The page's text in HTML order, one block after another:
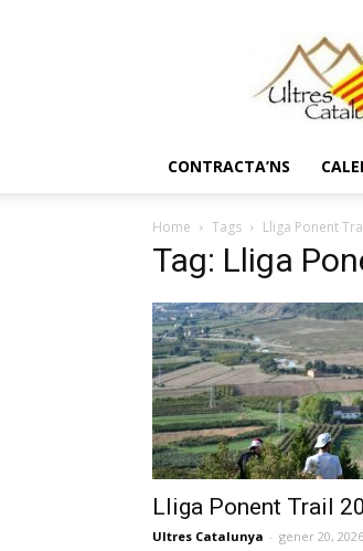
CONTRACTA’NS
Home Tags Lliga Ponent
Tag: Lliga
Lliga Ponent Trail
Ultres Catalunya - gener 20, 2026